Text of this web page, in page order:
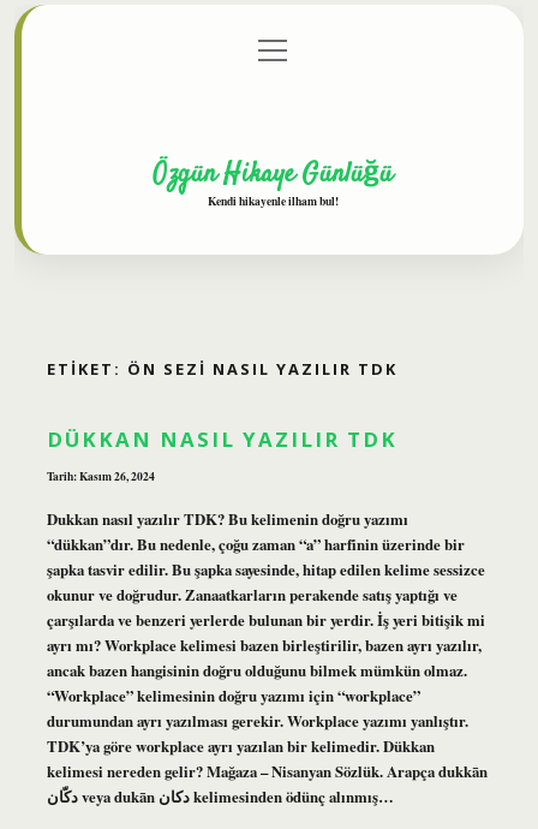
Gizlilik Politikası
menüyü
aç
Özgün Hikaye Günlüğü
Kendi hikayenle ilham bul!
ETIKET: ÖN SEZI NASIL YAZILIR TDK
DÜKKAN NASIL YAZILIR TDK
Tarih: Kasım 26, 2024
Dukkan nasıl yazılır TDK? Bu kelimenin doğru yazımı
“dükkan”dır. Bu nedenle, çoğu zaman “a” harfinin üzerinde bir
şapka tasvir edilir. Bu şapka sayesinde, hitap edilen kelime sessizce
okunur ve doğrudur. Zanaatkarların perakende satış yaptığı ve
çarşılarda ve benzeri yerlerde bulunan bir yerdir. İş yeri bitişik mi
ayrı mı? Workplace kelimesi bazen birleştirilir, bazen ayrı yazılır,
ancak bazen hangisinin doğru olduğunu bilmek mümkün olmaz.
“Workplace” kelimesinin doğru yazımı için “workplace”
durumundan ayrı yazılması gerekir. Workplace yazımı yanlıştır.
TDK’ya göre workplace ayrı yazılan bir kelimedir. Dükkan
kelimesi nereden gelir? Mağaza – Nisanyan Sözlük. Arapça dukkān
دكّان veya dukān دكان kelimesinden ödünç alınmış…